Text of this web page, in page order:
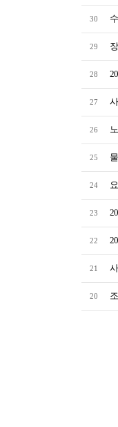
30
29
28
27
26
25
24
23
22
21
20